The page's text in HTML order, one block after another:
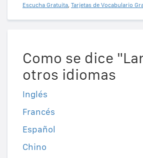
Escucha Gratuita, Tarjetas de Vocabulario
Como se dice
otros idiomas
Inglés
Francés
Español
Chino